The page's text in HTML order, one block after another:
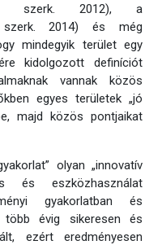
szerk. 2012), a
szerk. 2014) és még
mindegyik terület egy
kidolgozott definíciót
vannak közös
egyes területek „jó
majd közös pontjaikat
olyan „innovatív
és eszközhasználat
gyakorlatban és
több évig sikeresen és
ezért eredményesen